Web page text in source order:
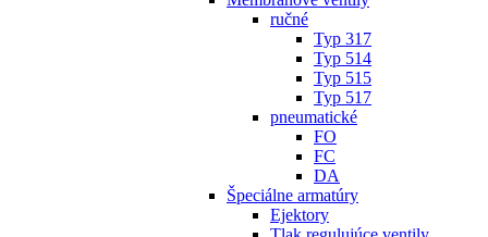
ručné
Typ 317
Typ 514
Typ 515
Typ 517
pneumatické
FO
FC
DA
Špeciálne armatúry
Ejektory